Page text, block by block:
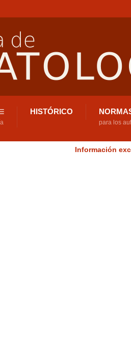
HISTÓRICO
para los
Información